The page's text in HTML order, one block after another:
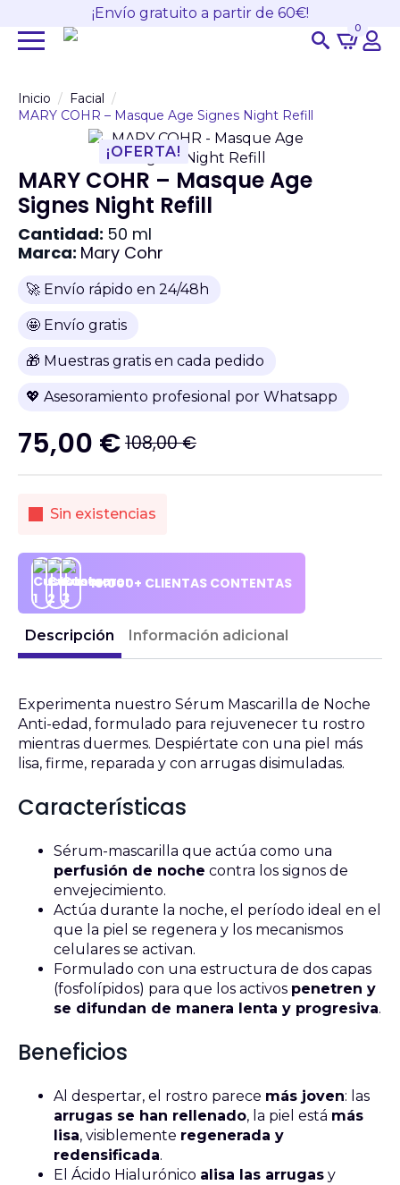
¡Envío gratuito a partir de 60€!
0
Inicio
Facial
MARY COHR – Masque Age Signes Night Refill
¡OFERTA!
MARY COHR – Masque Age
Signes Night Refill
Cantidad: 50 ml
Marca: Mary Cohr
🚀 Envío rápido en 24/48h
🤩 Envío gratis
🎁 Muestras gratis en cada pedido
💖 Asesoramiento profesional por Whatsapp
108,00€
El
original
era:
108,00 €.
75,00 €
El
actual
es:
75,00 €.
Sin existencias
10.000+ CLIENTAS CONTENTAS
Descripción Información adicional
Experimenta nuestro Sérum Mascarilla de Noche
Anti-edad, formulado para rejuvenecer tu rostro
mientras duermes. Despiértate con una piel más
lisa, firme, reparada y con arrugas disimuladas.
Características
Sérum-mascarilla que actúa como una
perfusión de noche contra los signos de
envejecimiento.
Actúa durante la noche, el período ideal en el
que la piel se regenera y los mecanismos
celulares se activan.
Formulado con una estructura de dos capas
(fosfolípidos) para que los activos penetren y
se difundan de manera lenta y progresiva.
Beneficios
Al despertar, el rostro parece más joven: las
arrugas se han rellenado, la piel está más
lisa, visiblemente regenerada y
redensificada.
El Ácido Hialurónico alisa las arrugas y